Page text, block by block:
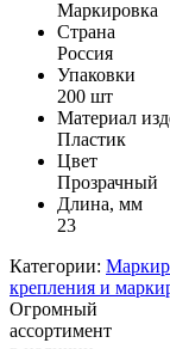
Маркировка
Страна
Россия
Упаковки
200 шт
Материал
Пластик
Цвет
Прозрачный
Длина, мм
23
Категории:
крепления и
Огромный
ассортимент